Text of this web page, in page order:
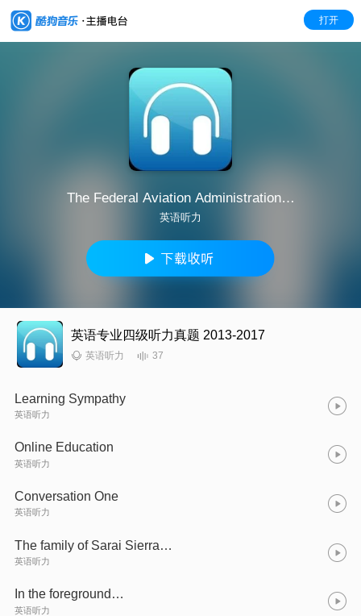
打开
The Federal Aviation Administration…
英语听力
英语专业四级听力真题 2013-2017
英语听力 37
Learning Sympathy
英语听力
Online Education
英语听力
Conversation One
英语听力
The family of Sarai Sierra…
英语听力
In the foreground…
英语听力